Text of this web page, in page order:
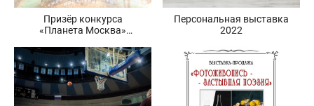
Призёр конкурса
«Планета Москва»
Персональная выставка
2022